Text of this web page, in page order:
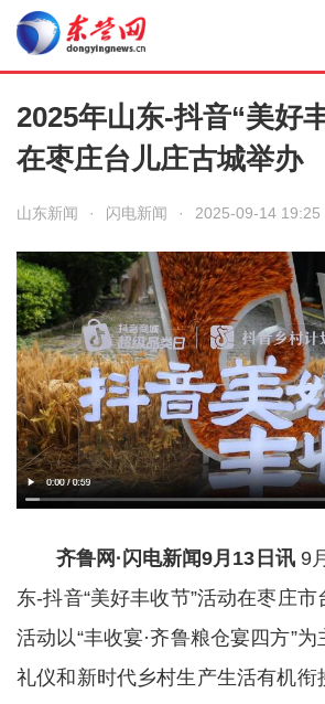
2025年山东-抖音“美好
在枣庄台儿庄古城举办
山东新闻 · 闪电新闻 · 2025-09-14 19:25
齐鲁网·闪电新闻9月13日讯9
东-抖音“美好丰收节”活动在枣庄市
活动以“丰收宴·齐鲁粮仓宴四方”
礼仪和新时代乡村生产生活有机衔